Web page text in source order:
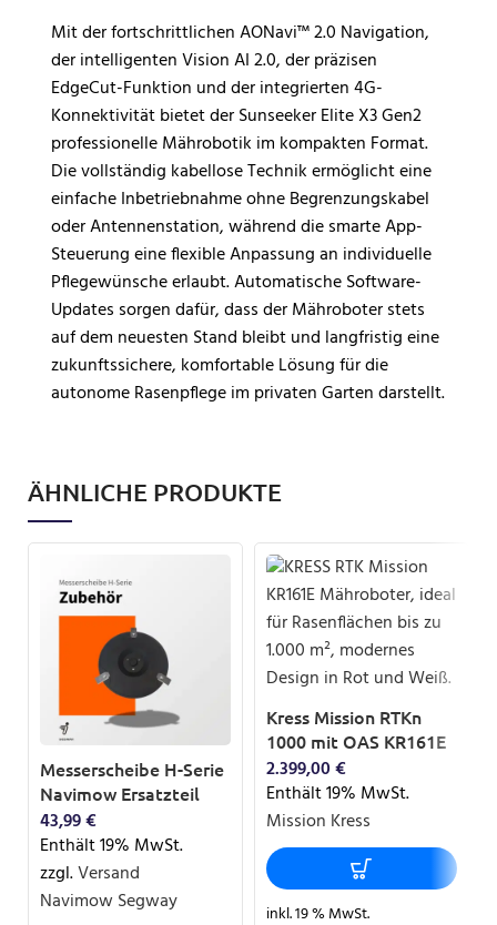
Mit der fortschrittlichen AONavi™ 2.0 Navigation,
der intelligenten Vision AI 2.0, der präzisen
EdgeCut-Funktion und der integrierten 4G-
Konnektivität bietet der Sunseeker Elite X3 Gen2
professionelle Mährobotik im kompakten Format.
Die vollständig kabellose Technik ermöglicht eine
einfache Inbetriebnahme ohne Begrenzungskabel
oder Antennenstation, während die smarte App-
Steuerung eine flexible Anpassung an individuelle
Pflegewünsche erlaubt. Automatische Software-
Updates sorgen dafür, dass der Mähroboter stets
auf dem neuesten Stand bleibt und langfristig eine
zukunftssichere, komfortable Lösung für die
autonome Rasenpflege im privaten Garten darstellt.
ÄHNLICHE PRODUKTE
Messerscheibe H-Serie
Navimow Ersatzteil
43,99€
Enthält 19% MwSt.
zzgl.Versand
Navimow Segway
Kress Mission RTKn
1000 mit OAS KR161E
2.399,00€
Enthält 19% MwSt.
Mission Kress
inkl. 19 % MwSt.